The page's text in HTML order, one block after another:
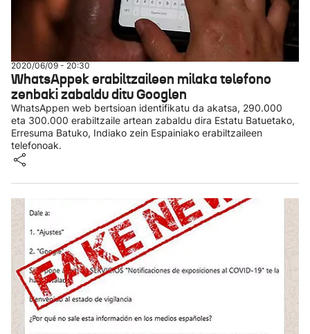
2020/06/09 - 20:30
WhatsAppek erabiltzaileen milaka telefono
zenbaki zabaldu ditu Googlen
WhatsAppen web bertsioan identifikatu da akatsa, 290.000
eta 300.000 erabiltzaile artean zabaldu dira Estatu Batuetako,
Erresuma Batuko, Indiako zein Espainiako erabiltzaileen
telefonoak.